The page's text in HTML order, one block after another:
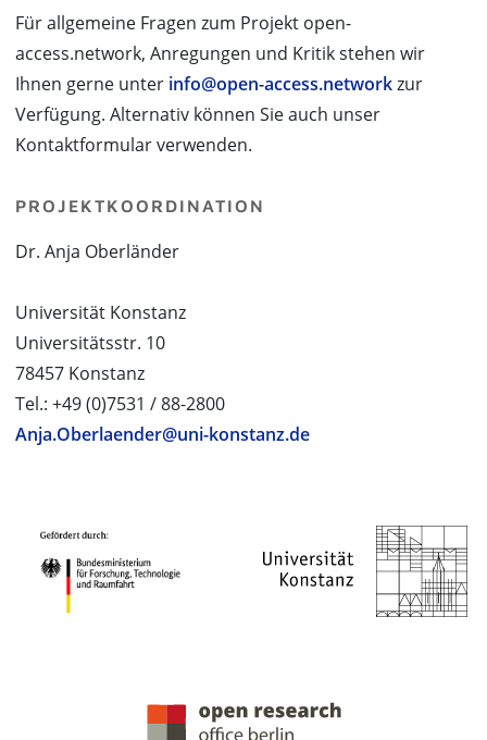
Für allgemeine Fragen zum Projekt open-
access.network, Anregungen und Kritik stehen wir
Ihnen gerne unter info@open-access.networkzur
Verfügung. Alternativ können Sie auch unser
Kontaktformular verwenden.
PROJEKTKOORDINATION
Dr. Anja Oberländer
Universität Konstanz
Universitätsstr. 10
78457 Konstanz
Tel.: +49 (0)7531 / 88-2800
Anja.Oberlaender@uni-konstanz.de